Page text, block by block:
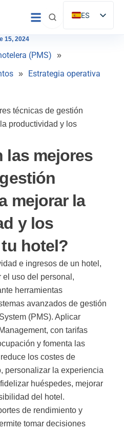
ES
EN
15, 2024
(PMS) »
» Estrategia operativa
técnicas de gestión
productividad y los
las mejores
mejorar la
y los
hotel?
e ingresos de un hotel,
el uso del personal,
herramientas
avanzados de gestión
(PMS). Aplicar
, con tarifas
y fomenta las
los costes de
personalizar la experiencia
huéspedes, mejorar
del hotel.
de rendimiento y
tomar decisiones